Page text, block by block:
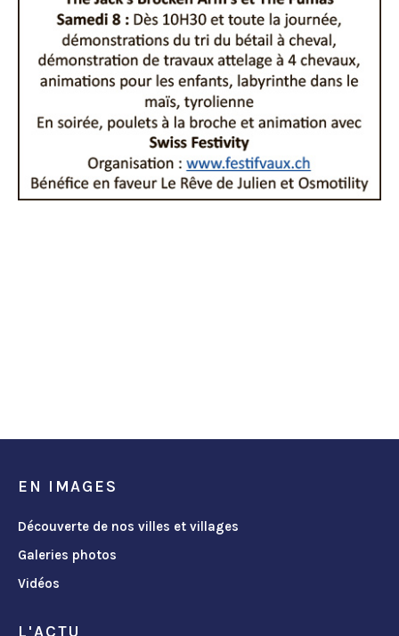
EN IMAGES
Découverte de nos villes et villages
Galeries photos
Vidéos
L'ACTU